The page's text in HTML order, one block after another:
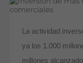
La actividad
ya los 1.000
millones